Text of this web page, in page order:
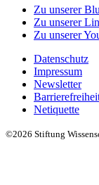
Zu unserer
Zu unserer
Zu unserer
Datenschutz
Impressum
Newsletter
Netiquette
©2026 Stiftung